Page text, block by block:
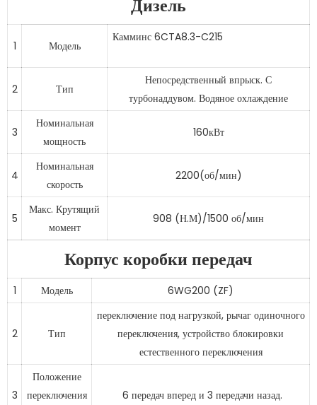
Дизель
1 Модель
Камминс 6CTA8.3-C215
2 Тип
Непосредственный впрыск. С
турбонаддувом. Водяное охлаждение
3
Номинальная
мощность
160кВт
4
Номинальная
скорость
2200(об/мин)
5
Макс. Крутящий
момент
908 (Н.М)/1500 об/мин
Корпус коробки передач
1 Модель 6WG200 (ZF)
2 Тип
переключение под нагрузкой, рычаг одиночного
переключения, устройство блокировки
естественного переключения
3
Положение
переключения
6 передач вперед и 3 передачи назад.